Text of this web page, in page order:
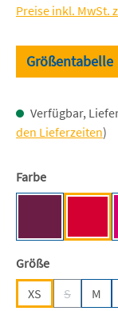
Preise inkl. MwSt.
Größentabelle
Verfügbar,
den Lieferzeiten)
Farbeauswählen
Größeauswählen
XS
S
(Diese
M